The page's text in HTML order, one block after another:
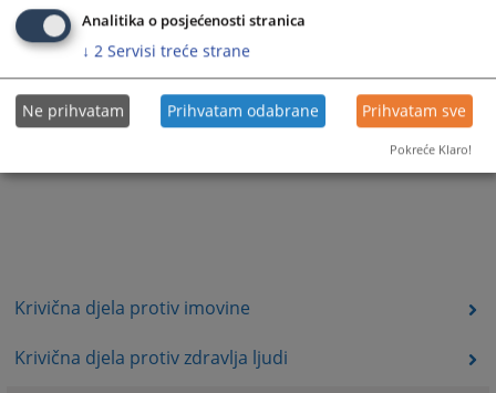
Krivična djela protiv imovine
Krivična djela protiv zdravlja ljudi
Analitika o posjećenosti stranica
↓ 2 Servisi treće strane
Ne prihvatam Prihvatam odabrane Prihvatam sve
Pokreće Klaro!